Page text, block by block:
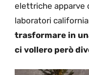
elettriche apparve
laboratori
trasformare in
ci vollero però